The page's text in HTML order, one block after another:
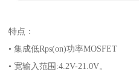
特点：
• 集成低Rps(on)功率MOSFET
• 宽输入范围:4.2V-21.0V。